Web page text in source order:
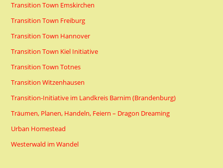
Transition Town Emskirchen
Transition Town Freiburg
Transition Town Hannover
Transition Town Kiel Initiative
Transition Town Totnes
Transition Witzenhausen
Transition-Initiative im Landkreis Barnim (Brandenburg)
Träumen, Planen, Handeln, Feiern – Dragon Dreaming
Urban Homestead
Westerwald im Wandel